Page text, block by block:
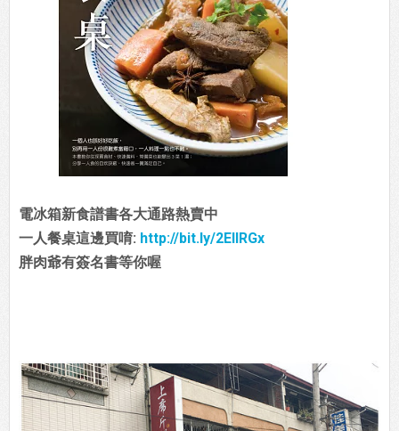
電冰箱新食譜書各大通路熱賣中
一人餐桌這邊買唷: http://bit.ly/2EIIRGx
胖肉爺有簽名書等你喔